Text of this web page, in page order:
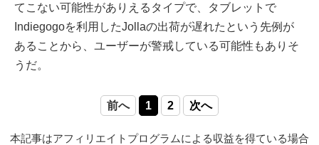
てこない可能性がありえるタイプで、タブレットで
Indiegogoを利用したJollaの出荷が遅れたという先例が
あることから、ユーザーが警戒している可能性もありそ
うだ。
前へ 1 2 次へ
本記事はアフィリエイトプログラムによる収益を得ている場合